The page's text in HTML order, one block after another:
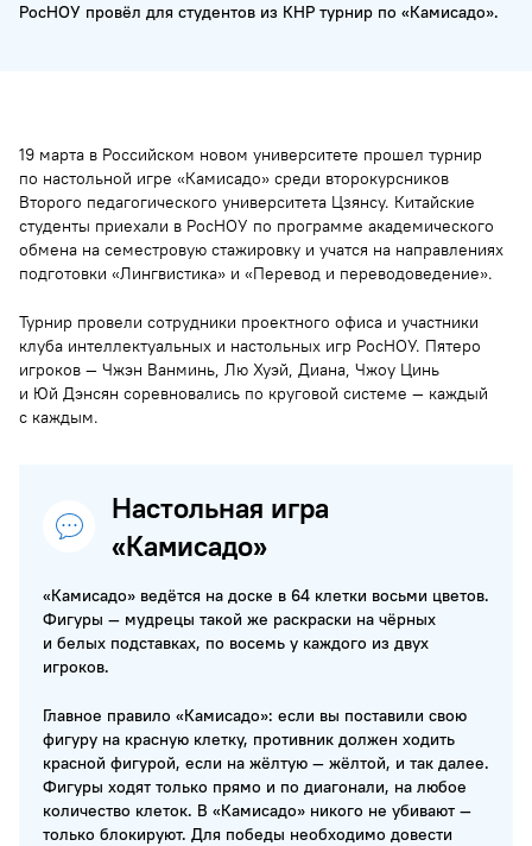
РосНОУ провёл для студентов из КНР турнир по «Камисадо».
19 марта в Российском новом университете прошел турнир
по настольной игре «Камисадо» среди второкурсников
Второго педагогического университета Цзянсу. Китайские
студенты приехали в РосНОУ по программе академического
обмена на семестровую стажировку и учатся на направлениях
подготовки «Лингвистика» и «Перевод и переводоведение».
Турнир провели сотрудники проектного офиса и участники
клуба интеллектуальных и настольных игр РосНОУ. Пятеро
игроков — Чжэн Ванминь, Лю Хуэй, Диана, Чжоу Цинь
и Юй Дэнсян соревновались по круговой системе — каждый
с каждым.
Настольная игра
«Камисадо»
«Камисадо» ведётся на доске в 64 клетки восьми цветов.
Фигуры — мудрецы такой же раскраски на чёрных
и белых подставках, по восемь у каждого из двух
игроков.
Главное правило «Камисадо»: если вы поставили свою
фигуру на красную клетку, противник должен ходить
красной фигурой, если на жёлтую — жёлтой, и так далее.
Фигуры ходят только прямо и по диагонали, на любое
количество клеток. В «Камисадо» никого не убивают —
только блокируют. Для победы необходимо довести